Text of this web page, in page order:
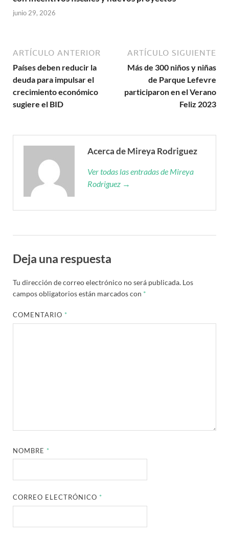
junio 29, 2026
ARTÍCULO ANTERIOR
Países deben reducir la
deuda para impulsar el
crecimiento económico
sugiere el BID
ARTÍCULO SIGUIENTE
Más de 300 niños y niñas
de Parque Lefevre
participaron en el Verano
Feliz 2023
Acerca de Mireya Rodriguez
Ver todas las entradas de Mireya
Rodriguez →
Deja una respuesta
Tu dirección de correo electrónico no será publicada. Los
campos obligatorios están marcados con *
COMENTARIO *
NOMBRE *
CORREO ELECTRÓNICO *